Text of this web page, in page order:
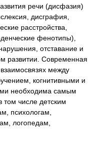
речи (дисфазия)
дисграфия,
расстройства,
фенотипы),
отставание и
развитии. Современная
между
когнитивными и
необходима самым
том числе детским
психологам,
логопедам,